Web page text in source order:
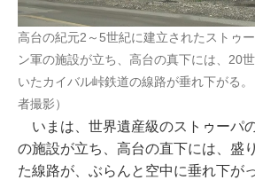
高台の紀元2～5世紀に建立されたストゥ
ン軍の施設が立ち、高台の真下には、20
いたカイバル峠鉄道の線路が垂れ下がる
者撮影）
いまは、世界遺産級のストゥーパ
の施設が立ち、高台の直下には、盛
た線路が、ぶらんと空中に垂れ下が